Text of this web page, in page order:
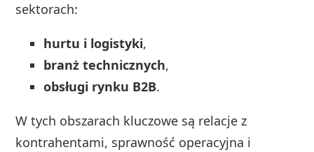
sektorach:
hurtu i logistyki,
branż technicznych,
obsługi rynku B2B.
W tych obszarach kluczowe są relacje z
kontrahentami, sprawność operacyjna i